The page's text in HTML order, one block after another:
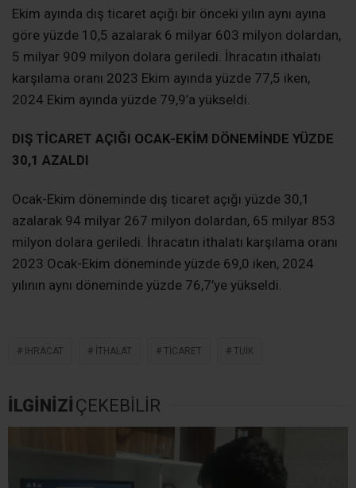
Ekim ayında dış ticaret açığı bir önceki yılın aynı ayına
göre yüzde 10,5 azalarak 6 milyar 603 milyon dolardan,
5 milyar 909 milyon dolara geriledi. İhracatın ithalatı
karşılama oranı 2023 Ekim ayında yüzde 77,5 iken,
2024 Ekim ayında yüzde 79,9’a yükseldi.
DIŞ TİCARET AÇIĞI OCAK-EKİM DÖNEMİNDE YÜZDE
30,1 AZALDI
Ocak-Ekim döneminde dış ticaret açığı yüzde 30,1
azalarak 94 milyar 267 milyon dolardan, 65 milyar 853
milyon dolara geriledi. İhracatın ithalatı karşılama oranı
2023 Ocak-Ekim döneminde yüzde 69,0 iken, 2024
yılının aynı döneminde yüzde 76,7’ye yükseldi.
IHRACAT ITHALAT TICARET TUİK
İLGİNİZİ ÇEKEBİLİR